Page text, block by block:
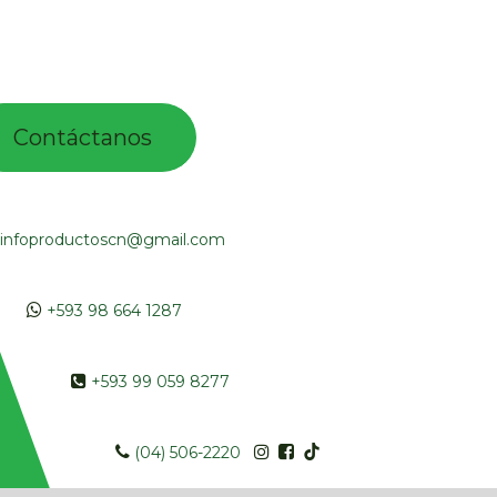
infoproductoscn@gmail.com
+593 98 664 1287
​ +593 99 059 8277
(04) 506-2220 ​​​
Contác​tano​​​s​​​​​